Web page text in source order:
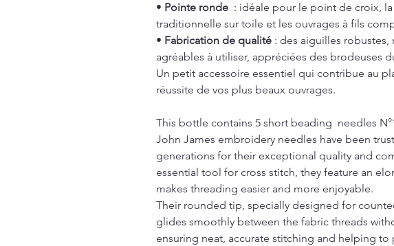
• Pointe ronde : idéale pour le point de croix,
traditionnelle sur toile et les ouvrages à fils
• Fabrication de qualité : des aiguilles robustes,
agréables à utiliser, appréciées des brodeuses
Un petit accessoire essentiel qui contribue au
réussite de vos plus beaux ouvrages.
This bottle contains 5 short beading needles
John James embroidery needles have been
generations for their exceptional quality and
essential tool for cross stitch, they feature an
makes threading easier and more enjoyable.
Their rounded tip, specially designed for
glides smoothly between the fabric threads
ensuring neat, accurate stitching and helping to